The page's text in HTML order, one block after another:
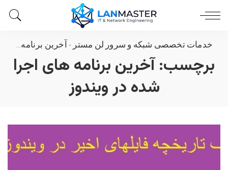
خدمات تخصصی شبکه و سرور لن مستر - آخرین برنامه های اجرا شده در ویندوز
برچسب:آخرین برنامه های اجرا
شده در ویندوز